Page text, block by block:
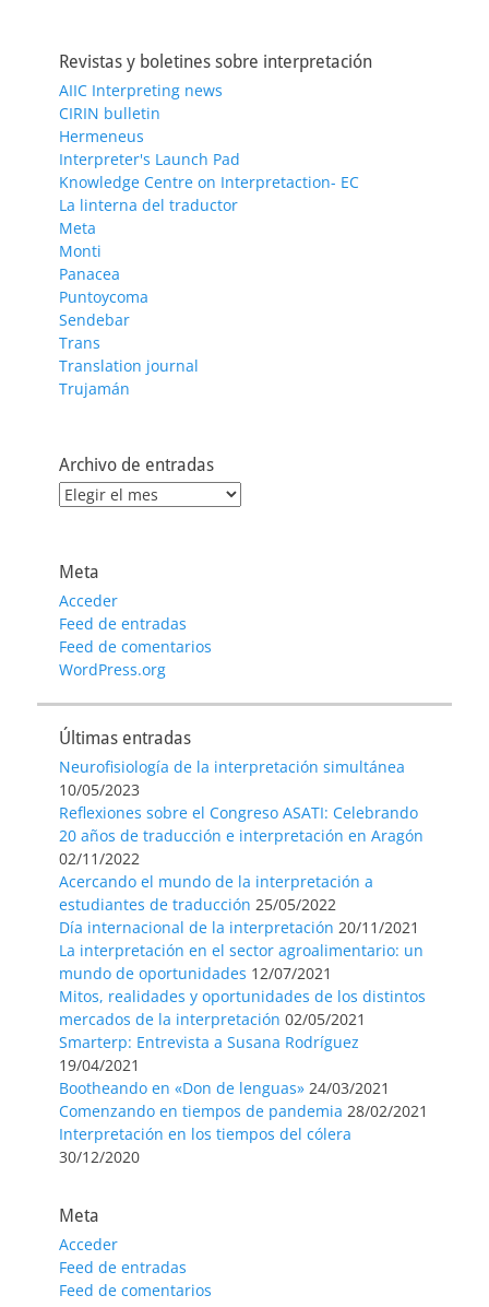
Revistas y boletines sobre interpretación
AIIC Interpreting news
CIRIN bulletin
Hermeneus
Interpreter's Launch Pad
Knowledge Centre on Interpretaction- EC
La linterna del traductor
Meta
Monti
Panacea
Puntoycoma
Sendebar
Trans
Translation journal
Trujamán
Archivo de entradas
Archivo
Meta
Acceder
Feed de entradas
Feed de comentarios
WordPress.org
Últimas entradas
Neurofisiología de la interpretación simultánea
10/05/2023
Reflexiones sobre el Congreso ASATI: Celebrando
20 años de traducción e interpretación en Aragón
02/11/2022
Acercando el mundo de la interpretación a
estudiantes de traducción 25/05/2022
Día internacional de la interpretación 20/11/2021
La interpretación en el sector agroalimentario: un
mundo de oportunidades 12/07/2021
Mitos, realidades y oportunidades de los distintos
mercados de la interpretación 02/05/2021
Smarterp: Entrevista a Susana Rodríguez
19/04/2021
Bootheando en «Don de lenguas» 24/03/2021
Comenzando en tiempos de pandemia 28/02/2021
Interpretación en los tiempos del cólera
30/12/2020
Meta
Acceder
Feed de entradas
Feed de comentarios